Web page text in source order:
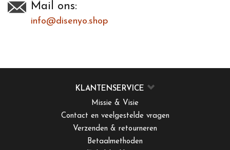
Mail ons:
info@disenyo.shop
KLANTENSERVICE
Missie & Visie
Contact en veelgestelde vragen
Verzenden & retourneren
Betaalmethoden